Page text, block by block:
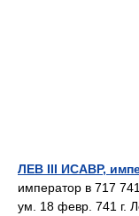
ЛЕВ III ИСАВР,
император в 717
ум. 18 февр. 741 г.